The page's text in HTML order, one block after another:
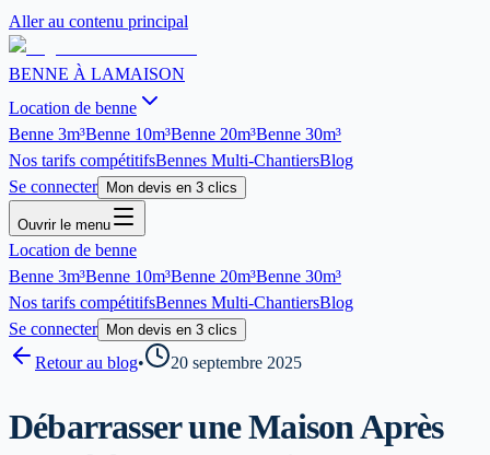
Aller au contenu principal
BENNE À LAMAISON
Location de benne
Benne 3m³Benne 10m³Benne 20m³Benne 30m³
Nos tarifs compétitifsBennes Multi-ChantiersBlog
Se connecter
Mon devis en 3 clics
Ouvrir le menu
Location de benne
Benne 3m³Benne 10m³Benne 20m³Benne 30m³
Nos tarifs compétitifsBennes Multi-ChantiersBlog
Se connecter
Mon devis en 3 clics
Retour au blog• 20 septembre 2025
Débarrasser une Maison Après